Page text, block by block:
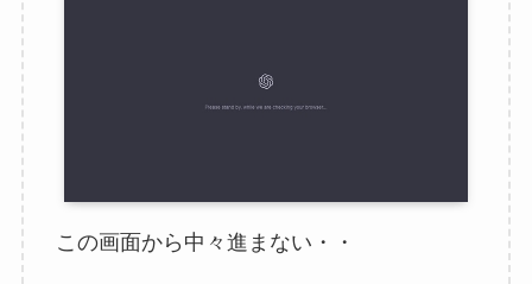
この画面から中々進まない・・